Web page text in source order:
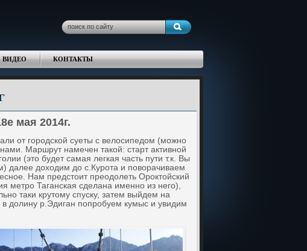
ВИДЕО КОНТАКТЫ
мая 2014г.
от городской суеты с велосипедом (можно
Маршрут намечен такой: старт активной
(это будет самая легкая часть пути т.к. Вы
далее доходим до с.Курота и поворачиваем
Нам предстоит преодолеть Ороктойский
метро Таганская сделана именно из него),
таки крутому спуску, затем выйдем на
долину р.Эдиган попробуем кумыс и увидим